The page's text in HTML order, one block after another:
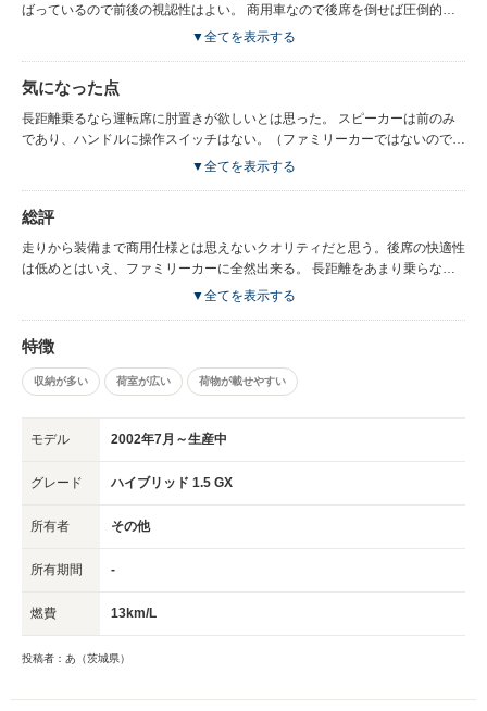
ばっているので前後の視認性はよい。 商用車なので後席を倒せば圧倒的な
積載量がある。運転手目線で考えられたスマホホルダー、簡易ドリンクホル
っている。 後席はベンチシートだが積載がなければ足もちゃんと置けるの
で思っているより悪くはない。（勿論リクライニングは無く長距離は厳し
い） 装備がありすぎて購入時びっくりした。 現在1万キロ程走っているが
▼全てを表示する
気になった点
長距離乗るなら運転席に肘置きが欲しいとは思った。 スピーカーは前のみ
であり、ハンドルに操作スイッチはない。（ファミリーカーではないので別
に良いと思う）ハイブリッドはトルクがあるためか、雨天時に停止線から国
が、重いためか中間加速はそこまで良くない。 ハイブリッドだからと思っ
て乗ってみると燃費もすごく良いとは言えない。勿論商用バンの中では燃費
は良いでしょうが。
▼全てを表示する
総評
走りから装備まで商用仕様とは思えないクオリティだと思う。後席の快適性
は低めとはいえ、ファミリーカーに全然出来る。 長距離をあまり乗らない
が、以前の営業車のフィールダーやカローラツーリングと比べるとシンプル
▼全てを表示する
特徴
収納が多い 荷室が広い 荷物が載せやすい
モデル 2002年7月～生産中
グレード ハイブリッド 1.5 GX
所有者 その他
所有期間 -
燃費 13km/L
投稿者：あ（茨城県）